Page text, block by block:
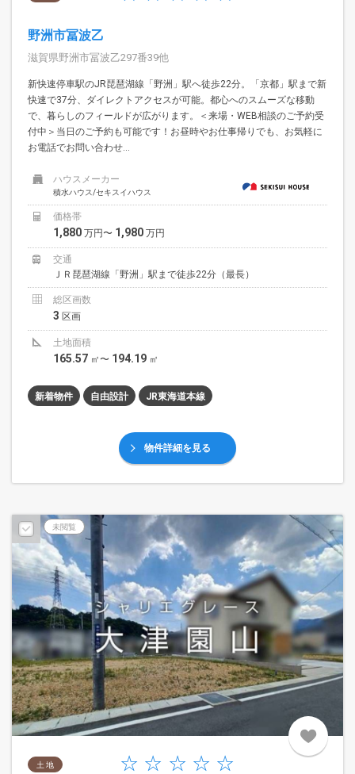
野洲市冨波乙
滋賀県野洲市冨波乙297番39他
新快速停車駅のJR琵琶湖線「野洲」駅へ徒歩22分。「京都」駅まで新
快速で37分、ダイレクトアクセスが可能。都心へのスムーズな移動
で、暮らしのフィールドが広がります。＜来場・WEB相談のご予約受
付中＞当日のご予約も可能です！お昼時やお仕事帰りでも、お気軽に
お電話でお問い合わせ...
ハウスメーカー
積水ハウス/セキスイハウス
価格帯
1,880 万円〜 1,980 万円
交通
ＪＲ琵琶湖線「野洲」駅まで徒歩22分（最長）
総区画数
3 区画
土地面積
165.57 ㎡〜 194.19 ㎡
新着物件 自由設計 JR東海道本線
物件詳細を見る
未閲覧
土 地